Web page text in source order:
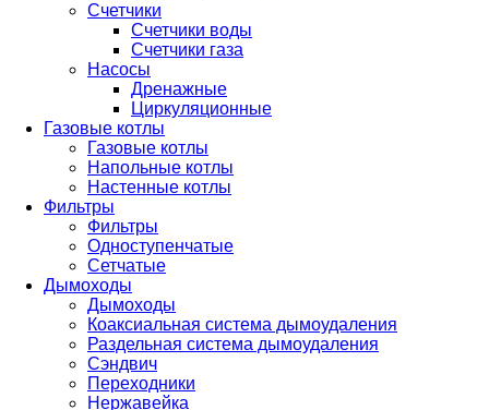
Счетчики
Счетчики воды
Счетчики газа
Насосы
Дренажные
Циркуляционные
Газовые котлы
Газовые котлы
Напольные котлы
Настенные котлы
Фильтры
Фильтры
Одноступенчатые
Сетчатые
Дымоходы
Дымоходы
Коаксиальная система дымоудаления
Раздельная система дымоудаления
Сэндвич
Переходники
Нержавейка